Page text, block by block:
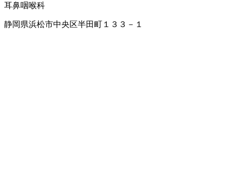
耳鼻咽喉科
静岡県浜松市中央区半田町１３３－１